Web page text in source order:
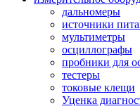
дальномеры
источники
мультиметры
осциллографы
пробники для
тестеры
токовые клещи
Уценка